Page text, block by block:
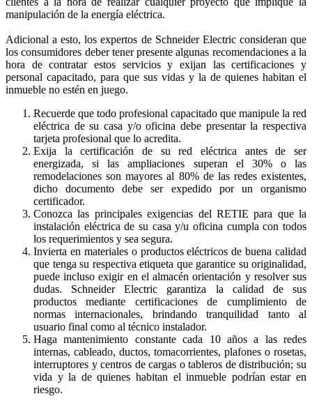
manipulación de la energía eléctrica.
Adicional a esto, los expertos de Schneider Electric consideran que
los consumidores deber tener presente algunas recomendaciones a la
hora de contratar estos servicios y exijan las certificaciones y
personal capacitado, para que sus vidas y la de quienes habitan el
inmueble no estén en juego.
Recuerde que todo profesional capacitado que manipule la red
eléctrica de su casa y/o oficina debe presentar la respectiva
tarjeta profesional que lo acredita.
Exija la certificación de su red eléctrica antes de ser
energizada, si las ampliaciones superan el 30% o las
remodelaciones son mayores al 80% de las redes existentes,
dicho documento debe ser expedido por un organismo
certificador.
Conozca las principales exigencias del RETIE para que la
instalación eléctrica de su casa y/u oficina cumpla con todos
los requerimientos y sea segura.
Invierta en materiales o productos eléctricos de buena calidad
que tenga su respectiva etiqueta que garantice su originalidad,
puede incluso exigir en el almacén orientación y resolver sus
dudas. Schneider Electric garantiza la calidad de sus
productos mediante certificaciones de cumplimiento de
normas internacionales, brindando tranquilidad tanto al
usuario final como al técnico instalador.
Haga mantenimiento constante cada 10 años a las redes
internas, cableado, ductos, tomacorrientes, plafones o rosetas,
interruptores y centros de cargas o tableros de distribución; su
vida y la de quienes habitan el inmueble podrían estar en
riesgo.